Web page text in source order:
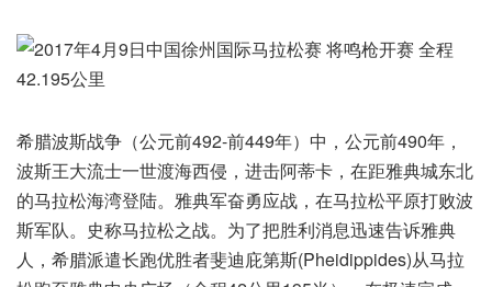
希腊波斯战争（公元前492-前449年）中，公元前490年，
波斯王大流士一世渡海西侵，进击阿蒂卡，在距雅典城东北
的马拉松海湾登陆。雅典军奋勇应战，在马拉松平原打败波
斯军队。史称马拉松之战。为了把胜利消息迅速告诉雅典
人，希腊派遣长跑优胜者斐迪庇第斯(Pheidippides)从马拉